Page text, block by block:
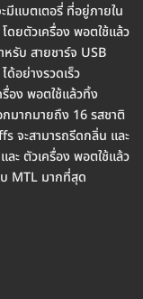
แบตเตอรี่ ที่อยู่ภายใน
ดยตัวเครื่อง พอตใช้แล้ว
รับ สายชาร์จ USB
อย่างรวดเร็ว
อง พอตใช้แล้วทิ้ง
มากมายถึง 16 รสชาติ
จะสามารถรีดกลิ่น และ
ะ ตัวเครื่อง พอตใช้แล้ว
MTL มากที่สุด